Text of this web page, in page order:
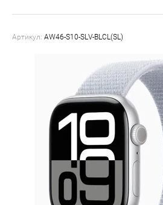
Артикул: AW46-S10-SLV-BLCL(SL)